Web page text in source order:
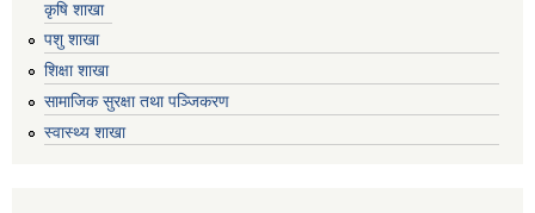
कृषि शाखा
पशु शाखा
शिक्षा शाखा
सामाजिक सुरक्षा तथा पञ्जिकरण
स्वास्थ्य शाखा